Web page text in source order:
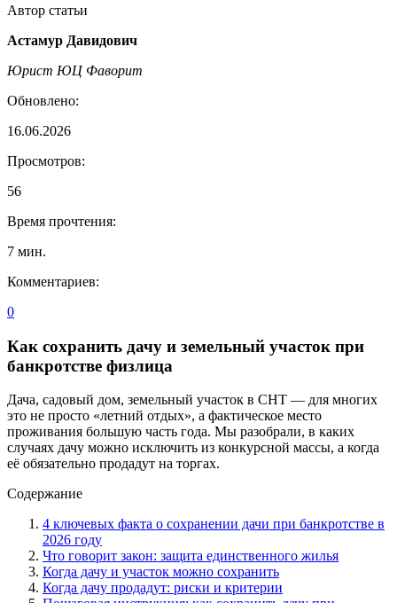
Автор статьи
Астамур Давидович
Юрист ЮЦ Фаворит
Обновлено:
16.06.2026
Просмотров:
56
Время прочтения:
7 мин.
Комментариев:
0
Как сохранить дачу и земельный участок при
банкротстве физлица
Дача, садовый дом, земельный участок в СНТ — для многих
это не просто «летний отдых», а фактическое место
проживания большую часть года. Мы разобрали, в каких
случаях дачу можно исключить из конкурсной массы, а когда
её обязательно продадут на торгах.
Содержание
4 ключевых факта о сохранении дачи при банкротстве в
2026 году
Что говорит закон: защита единственного жилья
Когда дачу и участок можно сохранить
Когда дачу продадут: риски и критерии